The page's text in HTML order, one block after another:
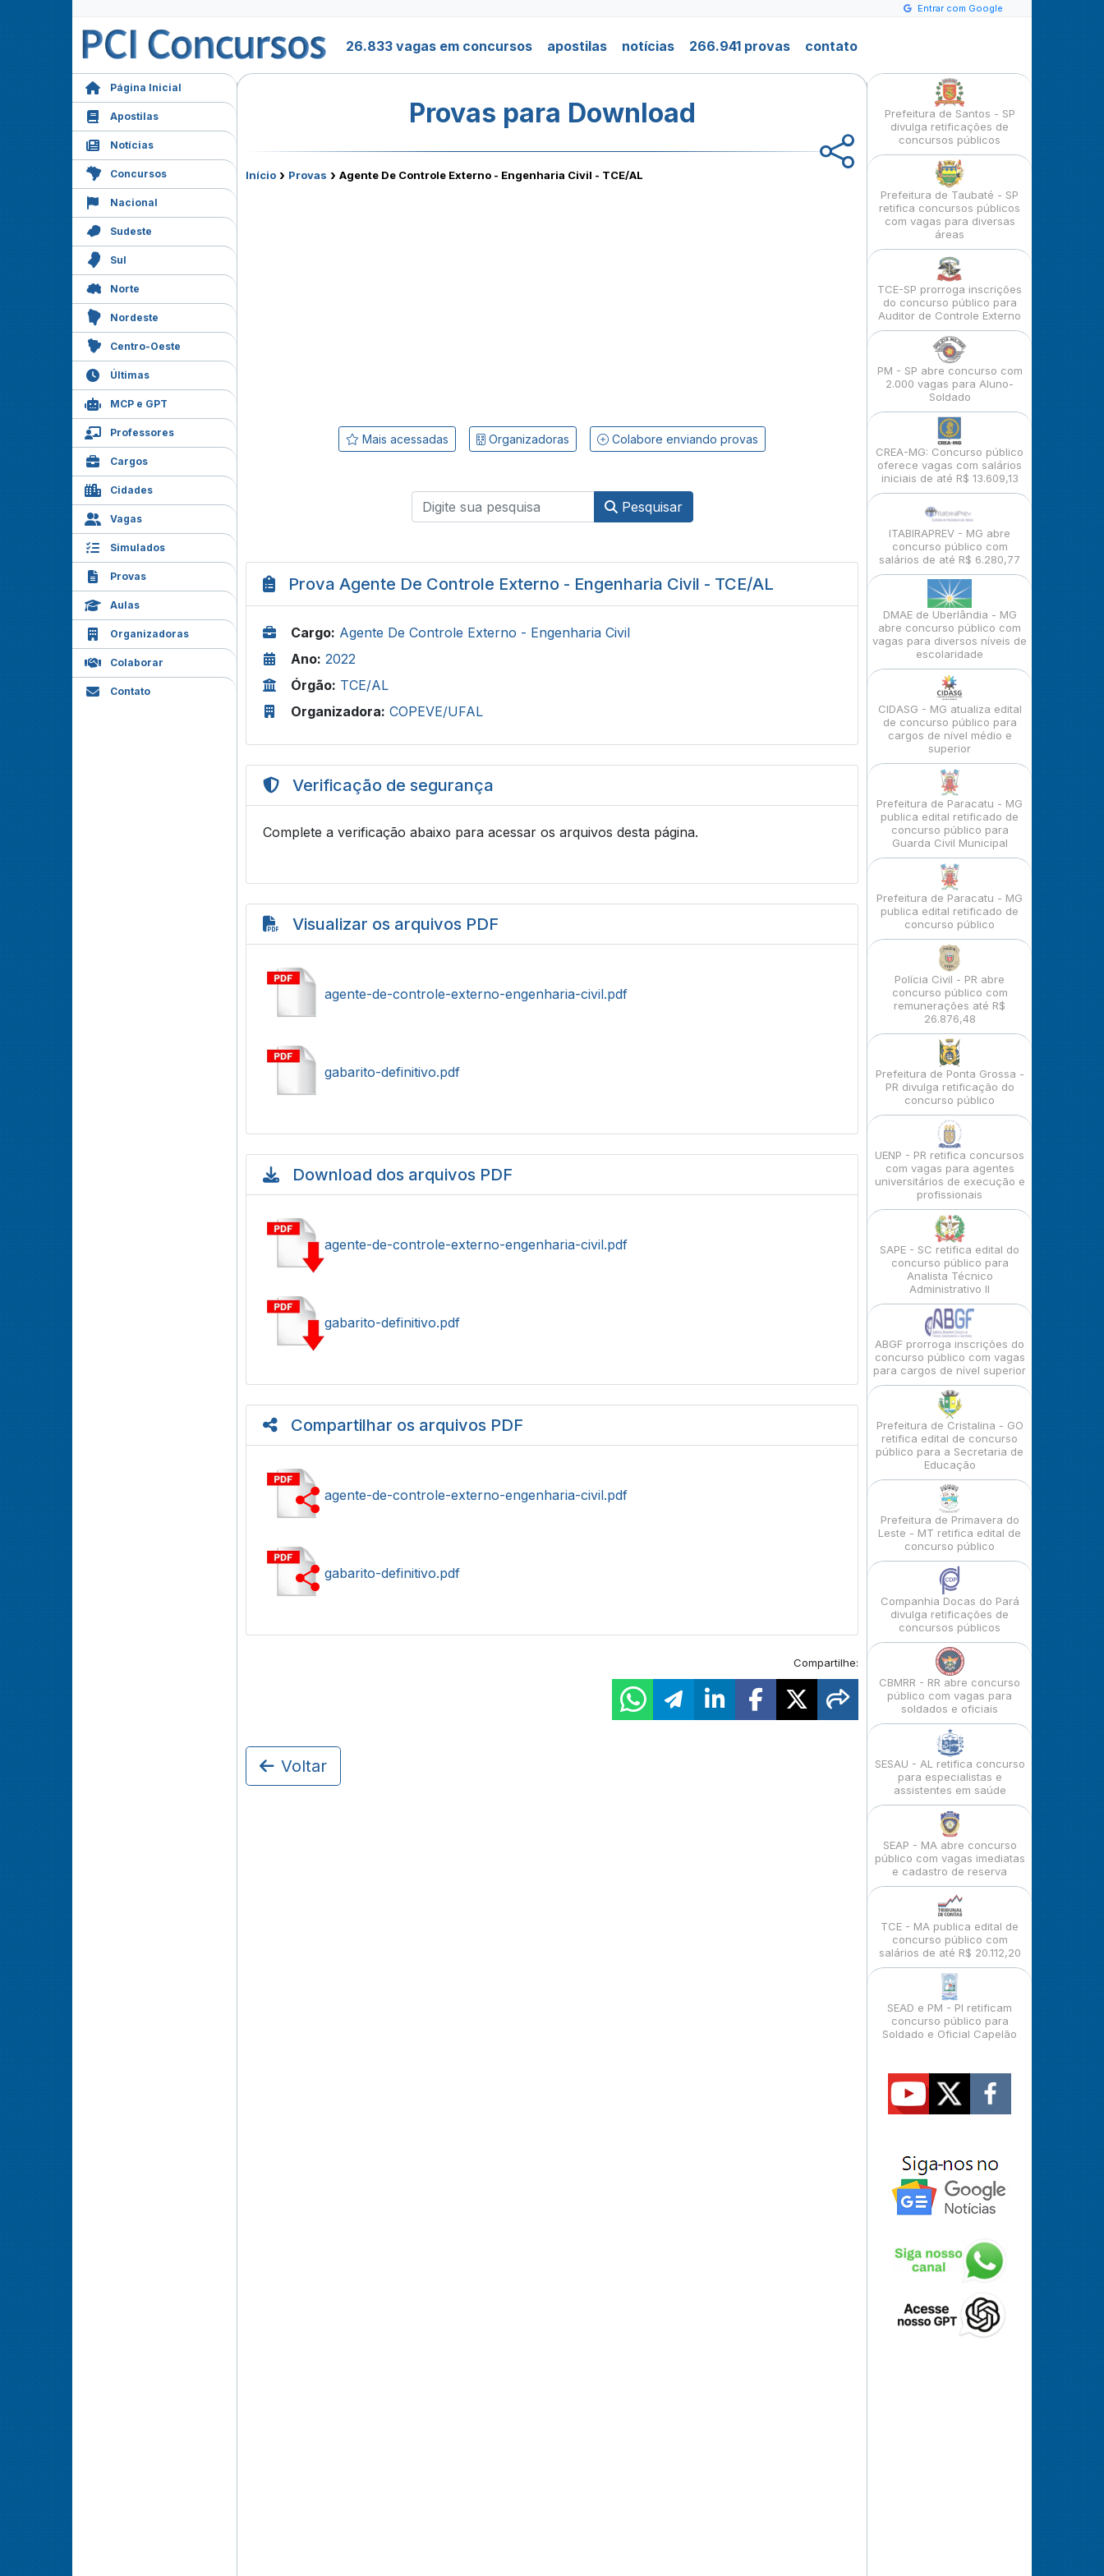
Entrar com Google
26.833 vagas em concursos apostilas notícias 266.941 provas contato
Página Inicial
Apostilas
Notícias
Concursos
Nacional
Sudeste
Sul
Norte
Nordeste
Centro-Oeste
Últimas
MCP e GPT
Professores
Cargos
Cidades
Vagas
Simulados
Provas
Aulas
Organizadoras
Colaborar
Contato
Provas para Download
Início › Provas › Agente De Controle Externo - Engenharia Civil - TCE/AL
Mais acessadas Organizadoras Colabore enviando provas
Pesquisar
Prova Agente De Controle Externo - Engenharia Civil - TCE/AL
Cargo: Agente De Controle Externo - Engenharia Civil
Ano: 2022
Órgão: TCE/AL
Organizadora: COPEVE/UFAL
Verificação de segurança
Complete a verificação abaixo para acessar os arquivos desta página.
Visualizar os arquivos PDF
agente-de-controle-externo-engenharia-civil.pdf
gabarito-definitivo.pdf
Download dos arquivos PDF
agente-de-controle-externo-engenharia-civil.pdf
gabarito-definitivo.pdf
Compartilhar os arquivos PDF
agente-de-controle-externo-engenharia-civil.pdf
gabarito-definitivo.pdf
Compartilhe:
Voltar
Prefeitura de Santos - SP
divulga retificações de
concursos públicos
Prefeitura de Taubaté - SP
retifica concursos públicos
com vagas para diversas
áreas
TCE-SP prorroga inscrições
do concurso público para
Auditor de Controle Externo
PM - SP abre concurso com
2.000 vagas para Aluno-
Soldado
CREA-MG: Concurso público
oferece vagas com salários
iniciais de até R$ 13.609,13
ITABIRAPREV - MG abre
concurso público com
salários de até R$ 6.280,77
DMAE de Uberlândia - MG
abre concurso público com
vagas para diversos níveis de
escolaridade
CIDASG - MG atualiza edital
de concurso público para
cargos de nível médio e
superior
Prefeitura de Paracatu - MG
publica edital retificado de
concurso público para
Guarda Civil Municipal
Prefeitura de Paracatu - MG
publica edital retificado de
concurso público
Polícia Civil - PR abre
concurso público com
remunerações até R$
26.876,48
Prefeitura de Ponta Grossa -
PR divulga retificação do
concurso público
UENP - PR retifica concursos
com vagas para agentes
universitários de execução e
profissionais
SAPE - SC retifica edital do
concurso público para
Analista Técnico
Administrativo II
ABGF prorroga inscrições do
concurso público com vagas
para cargos de nível superior
Prefeitura de Cristalina - GO
retifica edital de concurso
público para a Secretaria de
Educação
Prefeitura de Primavera do
Leste - MT retifica edital de
concurso público
Companhia Docas do Pará
divulga retificações de
concursos públicos
CBMRR - RR abre concurso
público com vagas para
soldados e oficiais
SESAU - AL retifica concurso
para especialistas e
assistentes em saúde
SEAP - MA abre concurso
público com vagas imediatas
e cadastro de reserva
TCE - MA publica edital de
concurso público com
salários de até R$ 20.112,20
SEAD e PM - PI retificam
concurso público para
Soldado e Oficial Capelão